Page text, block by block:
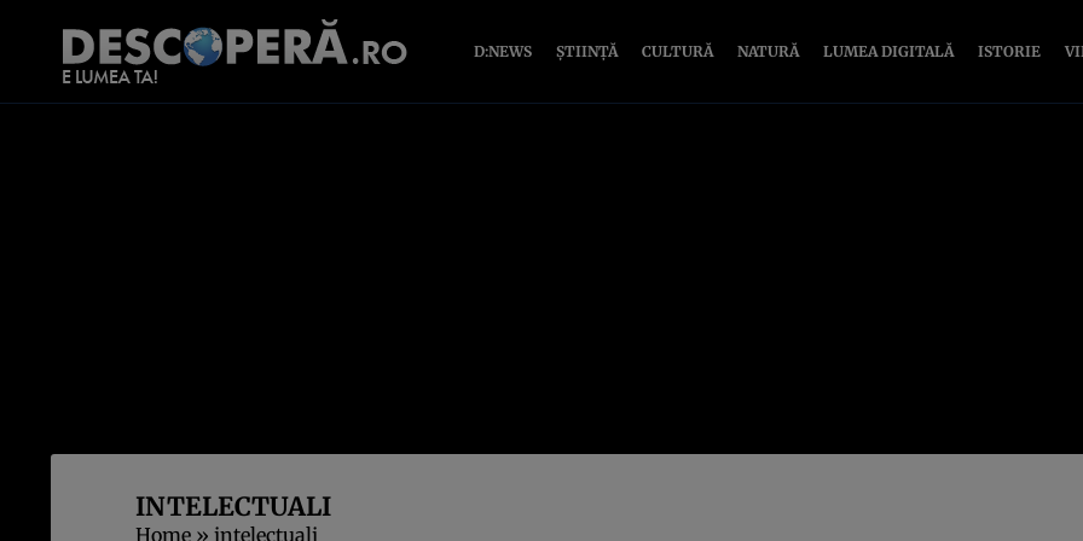
D:NEWS ȘTIINȚĂ CULTURĂ NATURĂ LUMEA DIGITALĂ ISTORIE
INTELECTUALI
Home » intelectuali